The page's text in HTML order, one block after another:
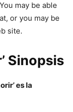
may be able
or you may be
site.
Sinopsis
es la